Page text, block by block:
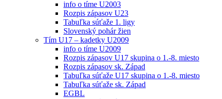
info o tíme U2003
Rozpis zápasov U23
Tabuľka súťaže 1. ligy
Slovenský pohár žien
Tím U17 – kadetky U2009
info o tíme U2009
Rozpis zápasov U17 skupina o 1.-8. miesto
Rozpis zápasov sk. Západ
Tabuľka súťaže U17 skupina o 1.-8. miesto
Tabuľka súťaže sk. Západ
EGBL